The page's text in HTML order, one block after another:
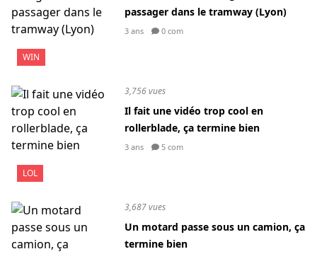
WIN
passager dans le tramway (Lyon)
3 ans 0 com
LOL
3,756 vues
Il fait une vidéo trop cool en
rollerblade, ça termine bien
3 ans 5 com
3,687 vues
Un motard passe sous un camion, ça
termine bien